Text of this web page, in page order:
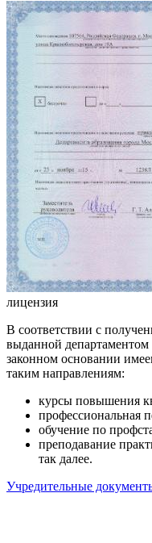
лицензия
В соответствии с
выданной
законном основании
таким направлениям:
курсы повышения
профессиональная
обучение по
преподавание
так далее.
Учредительные